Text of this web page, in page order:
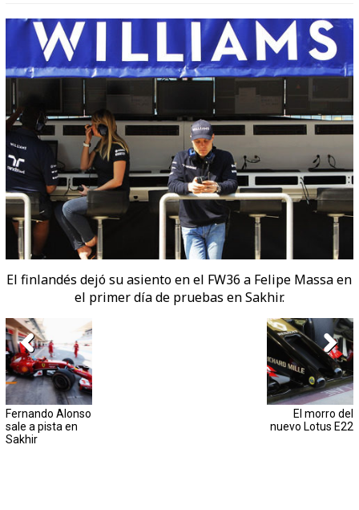
El finlandés dejó su asiento en el FW36 a Felipe Massa en
el primer día de pruebas en Sakhir.
Fernando Alonso
sale a pista en
Sakhir
El morro del
nuevo Lotus E22